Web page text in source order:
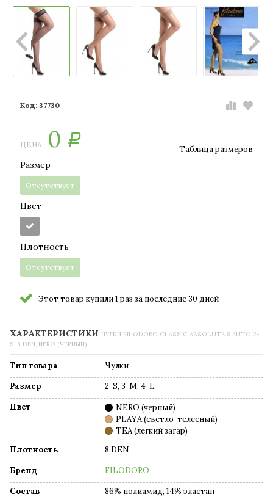
37730
ЦЕНА: 0 Р
Таблица размеров
Размер
Отсутствует
Цвет
Плотность
Отсутствует
Этот товар купили 1 раз за последние 30 дней
ХАРАКТЕРИСТИКИ ЧУЛКИ FILODORO CLASSIC ABSOLUTE 8 AUTO 2-
S, 8 DEN, NERO (ЧЕРНЫЙ)
Тип товара
Чулки
Размер
2-S, 3-M, 4-L
Цвет
NERO (черный)
PLAYA (светло-телесный)
TEA (легкий загар)
Плотность
8 DEN
Бренд
FILODORO
Состав
86% полиамид, 14% эластан